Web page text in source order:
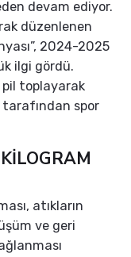
devam ediyor.
düzenlenen
2024-2025
ilgi gördü.
pil toplayarak
spor
atıkların
ve geri